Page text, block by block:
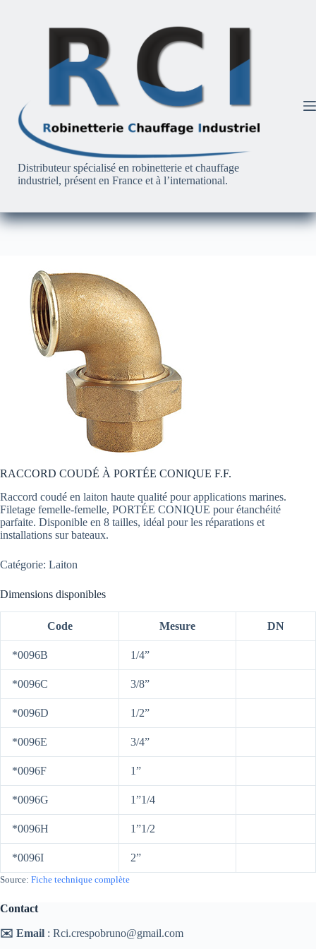
Distributeur spécialisé en robinetterie et chauffage
industriel, présent en France et à l’international.
RACCORD COUDÉ À PORTÉE CONIQUE F.F.
Raccord coudé en laiton haute qualité pour applications marines.
Filetage femelle-femelle, PORTÉE CONIQUE pour étanchéité
parfaite. Disponible en 8 tailles, idéal pour les réparations et
installations sur bateaux.
Catégorie: Laiton
Dimensions disponibles
Code Mesure DN
*0096B 1/4”
*0096C 3/8”
*0096D 1/2”
*0096E 3/4”
*0096F 1”
*0096G 1”1/4
*0096H 1”1/2
*0096I 2”
Source: Fiche technique complète
Contact
✉️ Email : Rci.crespobruno@gmail.com